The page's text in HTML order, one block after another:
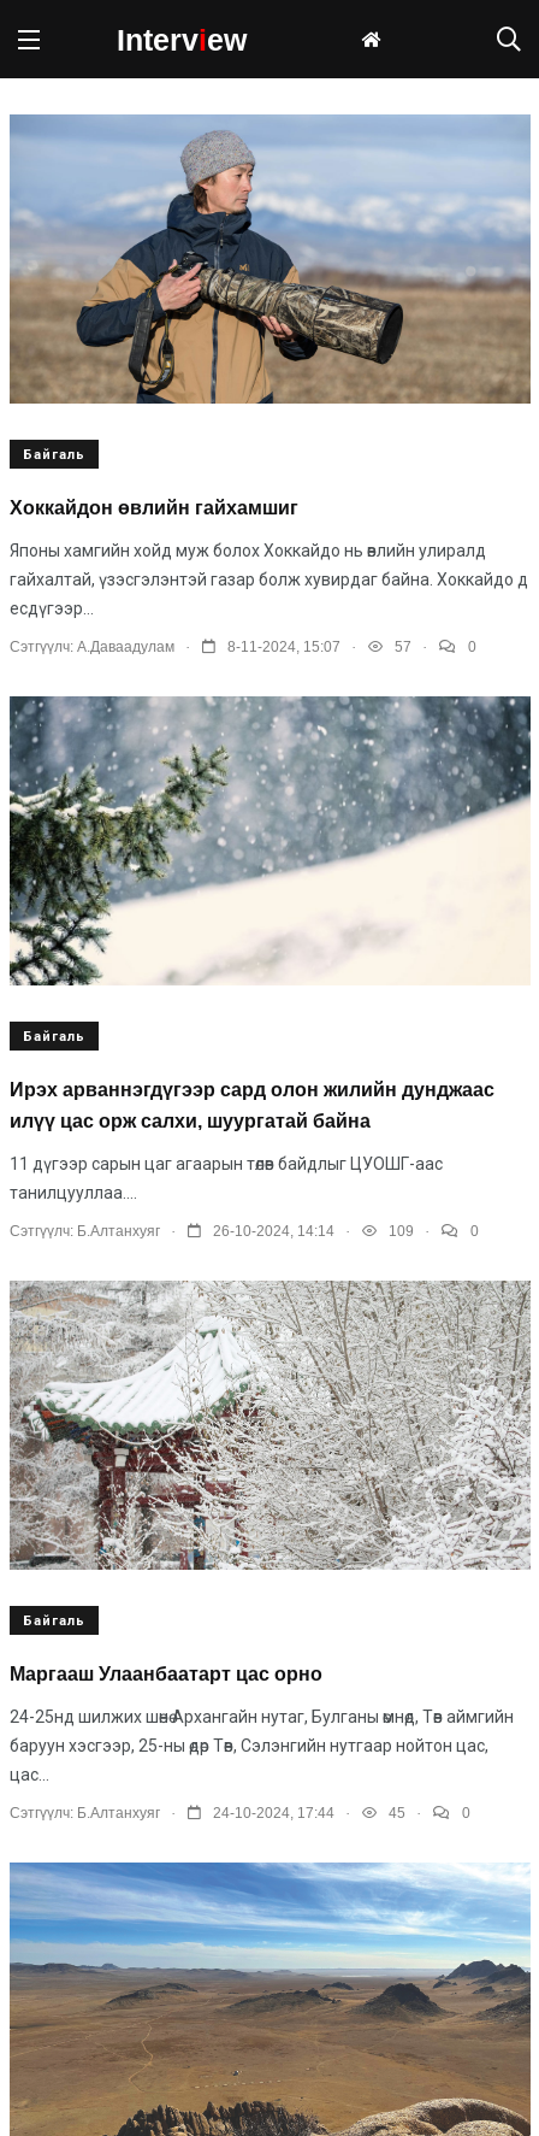
Interview
Байгаль
Хоккайдон өвлийн гайхамшиг
Японы хамгийн хойд муж болох Хоккайдо нь өвлийн улиралд
гайхалтай, үзэсгэлэнтэй газар болж хувирдаг байна. Хоккайдо д
есдүгээр...
Сэтгүүлч: А.Даваадулам . 8-11-2024, 15:07 . 57 . 0
Байгаль
Ирэх арваннэгдүгээр сард олон жилийн дунджаас
илүү цас орж салхи, шуургатай байна
11 дүгээр сарын цаг агаарын төлөв байдлыг ЦУОШГ-аас
танилцууллаа....
Сэтгүүлч: Б.Алтанхуяг . 26-10-2024, 14:14 . 109 . 0
Байгаль
Маргааш Улаанбаатарт цас орно
24-25нд шилжих шөнө Архангайн нутаг, Булганы өмнөд, Төв аймгийн
баруун хэсгээр, 25-ны өдөр Төв, Сэлэнгийн нутгаар нойтон цас,
цас...
Сэтгүүлч: Б.Алтанхуяг . 24-10-2024, 17:44 . 45 . 0